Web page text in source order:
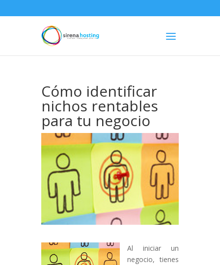
Cómo identificar
nichos rentables
para tu negocio
Al iniciar un
negocio, tienes